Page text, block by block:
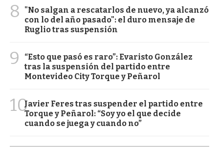
8
"No salgan a rescatarlos de nuevo, ya alcanzó
con lo del año pasado": el duro mensaje de
Ruglio tras suspensión
9
“Esto que pasó es raro”: Evaristo González
tras la suspensión del partido entre
Montevideo City Torque y Peñarol
10Javier Feres tras suspender el partido entre
Torque y Peñarol: “Soy yo el que decide
cuando se juega y cuando no”